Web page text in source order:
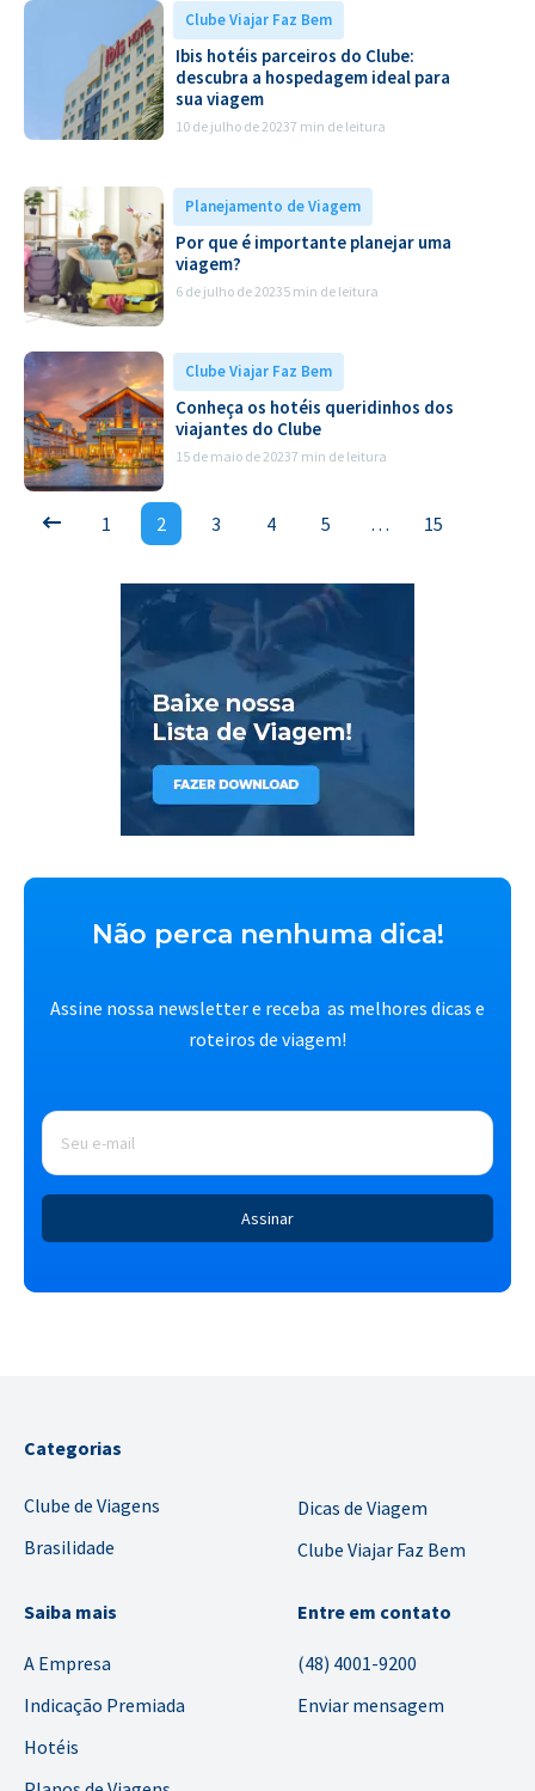
Clube Viajar Faz Bem
Ibis hotéis parceiros do Clube:
descubra a hospedagem ideal para
sua viagem
10 de julho de 20237 min de leitura
Planejamento de Viagem
Por que é importante planejar uma
viagem?
6 de julho de 20235 min de leitura
Clube Viajar Faz Bem
Conheça os hotéis queridinhos dos
viajantes do Clube
15 de maio de 20237 min de leitura
1 2 3 4 5 … 15
Não perca nenhuma dica!
Assine nossa newsletter e receba as melhores dicas e
roteiros de viagem!
E-
mail *
Categorias
Clube de Viagens
Brasilidade
Dicas de Viagem
Clube Viajar Faz Bem
Saiba mais
A Empresa
Indicação Premiada
Hotéis
Entre em contato
(48) 4001-9200
Enviar mensagem